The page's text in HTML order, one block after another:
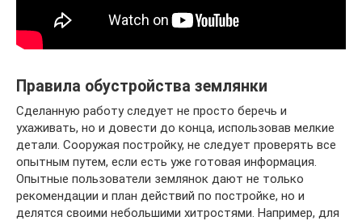
Правила обустройства землянки
Сделанную работу следует не просто беречь и
ухаживать, но и довести до конца, использовав мелкие
детали. Сооружая постройку, не следует проверять все
опытным путем, если есть уже готовая информация.
Опытные пользователи землянок дают не только
рекомендации и план действий по постройке, но и
делятся своими небольшими хитростями. Например, для